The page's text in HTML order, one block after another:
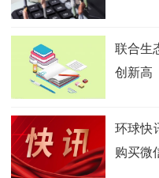
联合生
创新高
环球快
购买微